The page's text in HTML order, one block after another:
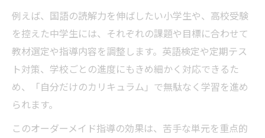
例えば、国語の読解力を伸ばしたい小学生や、高校受験
を控えた中学生には、それぞれの課題や目標に合わせて
教材選定や指導内容を調整します。英語検定や定期テス
ト対策、学校ごとの進度にもきめ細かく対応できるた
め、「自分だけのカリキュラム」で無駄なく学習を進め
られます。
このオーダーメイド指導の効果は、苦手な単元を重点的